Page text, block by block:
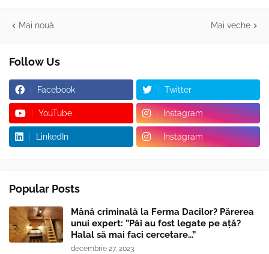
Mai nouă Mai veche
Follow Us
Facebook Twitter
YouTube Instagram
LinkedIn Instagram
Popular Posts
Mână criminală la Ferma Dacilor? Părerea
unui expert: ”Păi au fost legate pe ață?
Halal să mai faci cercetare...”
decembrie 27, 2023